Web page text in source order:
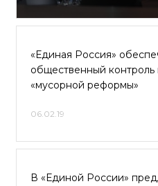
«Единая Россия»
общественный контроль
«мусорной реформы»
06.02.19
В «Единой России»